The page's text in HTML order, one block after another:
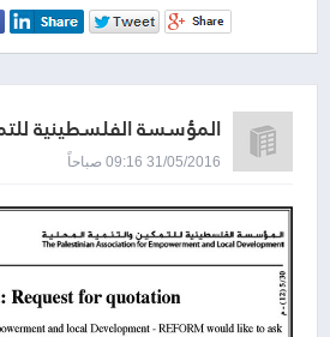
المؤسسة الفلسطينية
31/05/2016 09:16 صباحاً